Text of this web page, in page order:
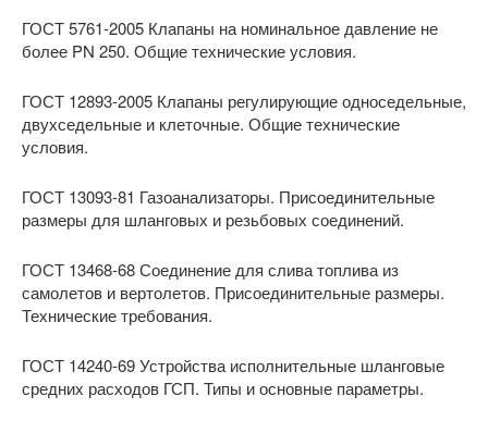
ГОСТ 5761-2005 Клапаны на номинальное давление не
более PN 250. Общие технические условия.
ГОСТ 12893-2005 Клапаны регулирующие односедельные,
двухседельные и клеточные. Общие технические
условия.
ГОСТ 13093-81 Газоанализаторы. Присоединительные
размеры для шланговых и резьбовых соединений.
ГОСТ 13468-68 Соединение для слива топлива из
самолетов и вертолетов. Присоединительные размеры.
Технические требования.
ГОСТ 14240-69 Устройства исполнительные шланговые
средних расходов ГСП. Типы и основные параметры.